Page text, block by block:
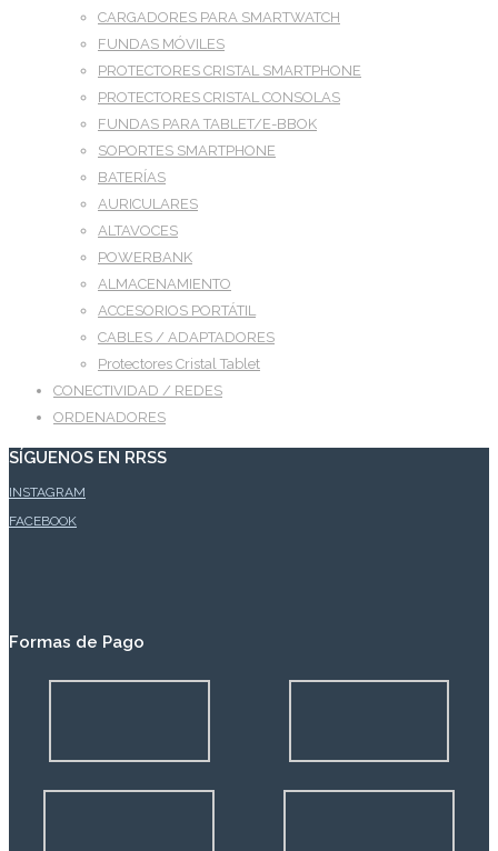
CARGADORES PARA SMARTWATCH
FUNDAS MÓVILES
PROTECTORES CRISTAL SMARTPHONE
PROTECTORES CRISTAL CONSOLAS
FUNDAS PARA TABLET/E-BBOK
SOPORTES SMARTPHONE
BATERÍAS
AURICULARES
ALTAVOCES
POWERBANK
ALMACENAMIENTO
ACCESORIOS PORTÁTIL
CABLES / ADAPTADORES
Protectores Cristal Tablet
CONECTIVIDAD / REDES
ORDENADORES
SÍGUENOS EN RRSS
INSTAGRAM
FACEBOOK
Formas de Pago